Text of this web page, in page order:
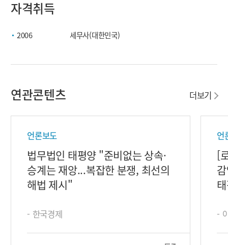
자격취득
2006 세무사(대한민국)
연관콘텐츠 더보기
언론보도
법무법인 태평양 "준비없는 상속·
승계는 재앙...복잡한 분쟁, 최선의
해법 제시"
- 한국경제
언
[
-